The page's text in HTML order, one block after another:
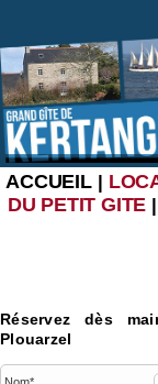
ACCUEIL|
DU PETIT GITE |
Réservez dès
Plouarzel